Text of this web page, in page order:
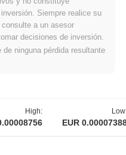
High:
EUR
~98.63%por debajo de su
mercado actual de
es aproximadamente
#1931 globalmente por
Siempre realice su
a un asesor
decisiones de inversión.
ninguna pérdida resultante